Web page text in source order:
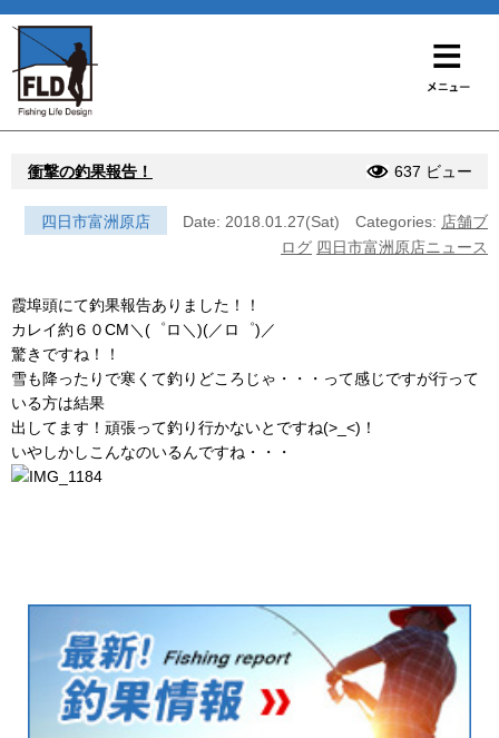
衝撃の釣果報告！ 637 ビュー
四日市富洲原店 Date: 2018.01.27(Sat) Categories: 店舗ブ
ログ 四日市富洲原店ニュース
霞埠頭にて釣果報告ありました！！
カレイ約６０CM＼(゜ロ＼)(／ロ゜)／
驚きですね！！
雪も降ったりで寒くて釣りどころじゃ・・・って感じですが行って
いる方は結果
出してます！頑張って釣り行かないとですね(>_<)！
いやしかしこんなのいるんですね・・・